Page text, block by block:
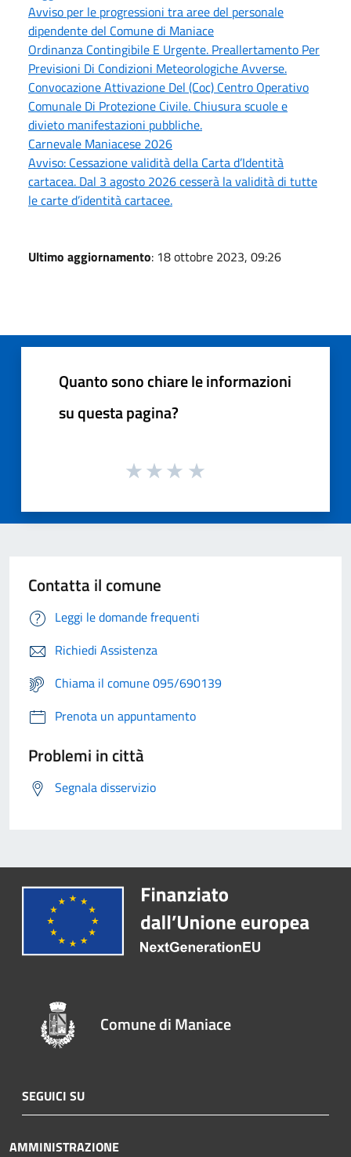
Avviso per le progressioni tra aree del personale
dipendente del Comune di Maniace
Ordinanza Contingibile E Urgente. Preallertamento Per
Previsioni Di Condizioni Meteorologiche Avverse.
Convocazione Attivazione Del (Coc) Centro Operativo
Comunale Di Protezione Civile. Chiusura scuole e
divieto manifestazioni pubbliche.
Carnevale Maniacese 2026
Avviso: Cessazione validità della Carta d’Identità
cartacea. Dal 3 agosto 2026 cesserà la validità di tutte
le carte d’identità cartacee.
Ultimo aggiornamento: 18 ottobre 2023, 09:26
Quanto sono chiare le informazioni
su questa pagina?
Contatta il comune
Leggi le domande frequenti
Richiedi Assistenza
Chiama il comune 095/690139
Prenota un appuntamento
Problemi in città
Segnala disservizio
Comune di Maniace
SEGUICI SU
AMMINISTRAZIONE